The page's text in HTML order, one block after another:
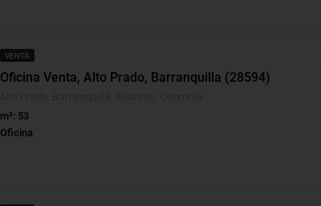
VENTA
Oficina Venta, Alto Prado, Barranquilla (28594)
m²: 53
Oficina